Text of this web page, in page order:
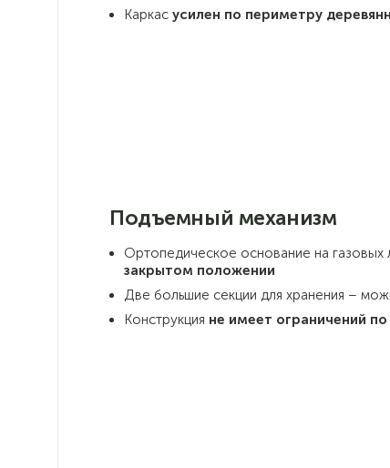
Каркас усилен по периметру
Подъемный механизм
Ортопедическое основание на газовых
закрытом положении
Две большие секции для хранения –
Конструкция не имеет ограничений по